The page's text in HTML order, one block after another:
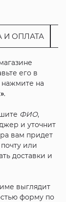
И ОПЛАТА
его в
на
.
ФИО,
и уточнит
вам придет
или
доставки и
выглядит
форму по